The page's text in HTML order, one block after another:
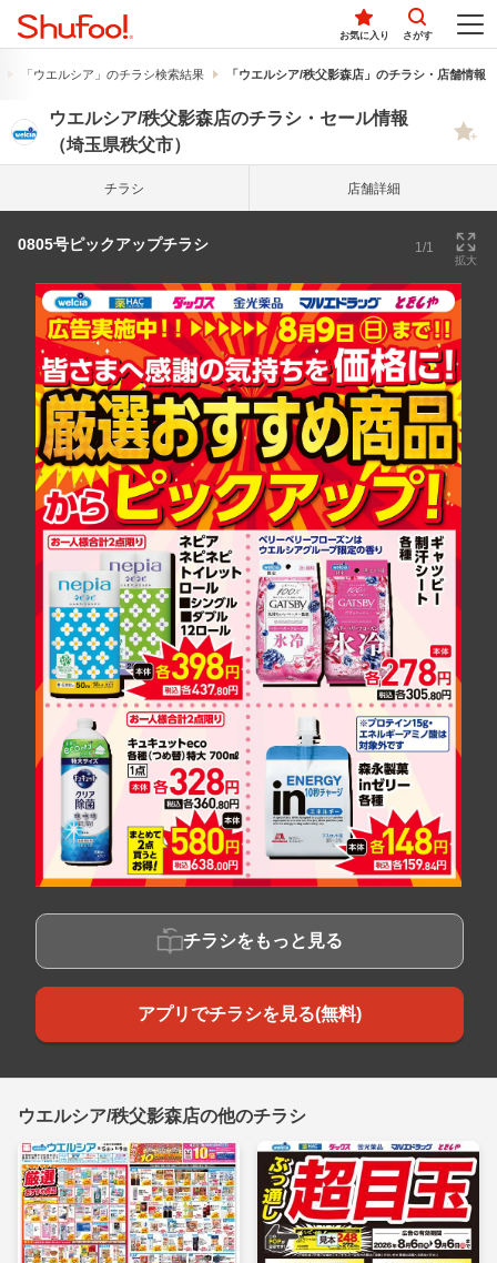
お気に入り さがす
「ウエルシア」のチラシ検索結果 「ウエルシア/秩父影森店」のチラシ・店舗情報
ウエルシア/秩父影森店のチラシ・セール情報
（埼玉県秩父市）
チラシ 店舗詳細
0805号ピックアップチラシ 1/1
拡大
チラシをもっと見る
アプリでチラシを見る(無料)
ウエルシア/秩父影森店の他のチラシ